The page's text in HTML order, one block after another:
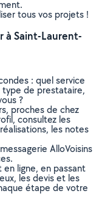
tous vos projets !
à Saint-Laurent-
: quel service
type de prestataire,
?
proches de chez
consultez les
les notes
AlloVoisins
ligne, en passant
les devis et les
étape de votre